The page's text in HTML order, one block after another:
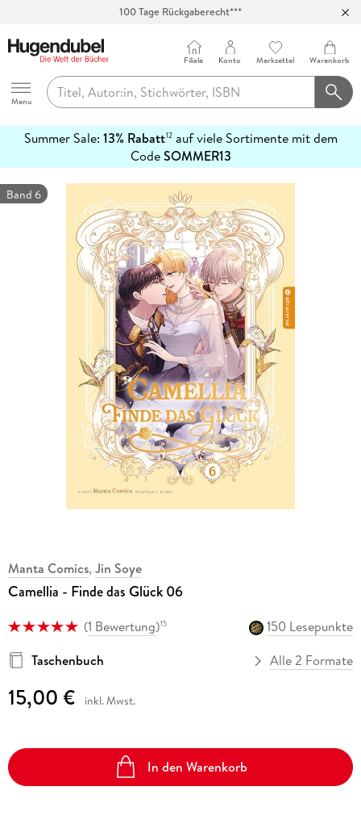
100 Tage Rückgaberecht***
Hugendubel
Menu
Filiale Konto Merkzettel Warenkorb
Summer Sale: 13% Rabatt12auf viele Sortimente mit dem
CodeSOMMER13
erfahren
Band 6
Manta Comics, Jin Soye
Camellia - Finde das Glück 06
(1 Bewertung)15
150 Lesepunkte
Taschenbuch
Alle 2 Formate
15,00 € inkl. Mwst.
In den Warenkorb